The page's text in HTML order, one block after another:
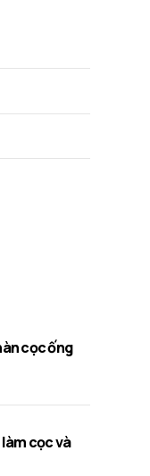
cọc ống
làm cọc và